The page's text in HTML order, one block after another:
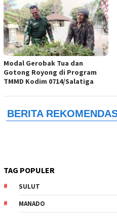
Modal Gerobak Tua dan
Gotong Royong di Program
TMMD Kodim 0714/Salatiga
TAG POPULER
SULUT
MANADO